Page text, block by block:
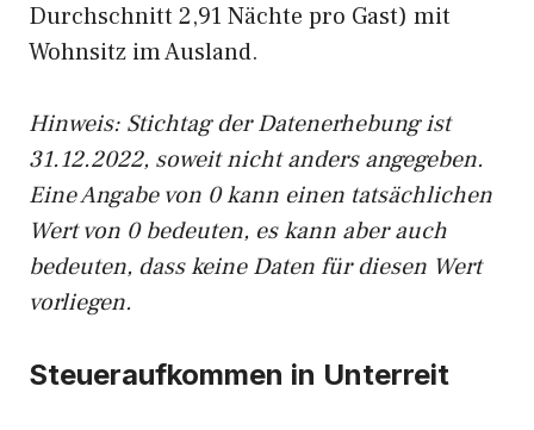
Durchschnitt 2,91 Nächte pro Gast) mit
Wohnsitz im Ausland.
Hinweis: Stichtag der Datenerhebung ist
31.12.2022, soweit nicht anders angegeben.
Eine Angabe von 0 kann einen tatsächlichen
Wert von 0 bedeuten, es kann aber auch
bedeuten, dass keine Daten für diesen Wert
vorliegen.
Steueraufkommen in Unterreit